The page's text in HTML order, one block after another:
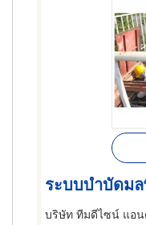
ระบบบำบัดม
บริษัท ทีมดีไซน์ แอน